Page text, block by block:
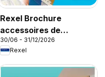
Rexel Brochure
accessoires de
climatisation
30/06 - 31/12/2026
Rexel